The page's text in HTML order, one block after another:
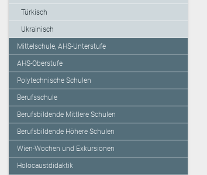
Türkisch
Ukrainisch
Mittelschule, AHS-Unterstufe
AHS-Oberstufe
Polytechnische Schulen
Berufsschule
Berufsbildende Mittlere Schulen
Berufsbildende Höhere Schulen
Wien-Wochen und Exkursionen
Holocaustdidaktik